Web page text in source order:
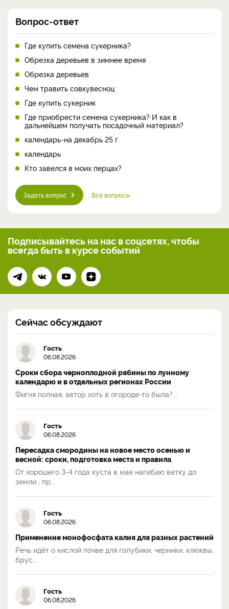
Вопрос-ответ
Где купить семена сукерника?
Обрезка деревьев в зимнее время
Обрезка деревьев
Чем травить совкувесноц
Где купить сукерник
Где приобрести семена сукерника? И как в
дальнейшем получать посадочный материал?
календарь-на декабрь 25 г
календарь
Кто завелся в моих перцах?
Задать вопрос Все вопросы
Подписывайтесь на нас в соцсетях, чтобы
всегдабыть в курсе событий
Сейчас обсуждают
Гость
06.08.2026
Сроки сбора черноплодной рябины по лунному
календарю и в отдельных регионах России
Фигня полная, автор хоть в огороде-то была?...
Гость
06.08.2026
Пересадка смородины на новое место осенью и
весной: сроки, подготовка места и правила
От хорошего 3-4 года куста в мае нагибаю ветку до
земли , пр...
Гость
06.08.2026
Применение монофосфата калия для разных растений
Речь идёт о кислой почве для голубики, черники, клюквы,
брус...
Гость
06.08.2026